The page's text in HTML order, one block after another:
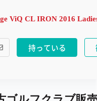
ViQ CL IRON 2016
持っている